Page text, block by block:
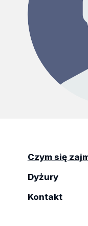
Czym się
Dyżury
Kontakt